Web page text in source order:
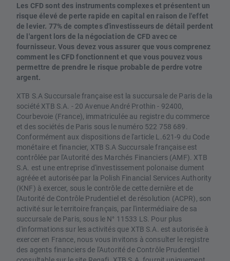
Les CFD sont des instruments complexes et présentent un
risque élevé de perte rapide en capital en raison de l'effet
de levier. 77% de comptes d'investisseurs de détail perdent
de l'argent lors de la négociation de CFD avec ce
fournisseur. Vous devez vous assurer que vous comprenez
comment les CFD fonctionnent et que vous pouvez vous
permettre de prendre le risque probable de perdre votre
argent.
XTB S.A Succursale française est la succursale de Paris de la
société XTB S.A. - 20 Avenue André Prothin - 92400,
Courbevoie (France), immatriculée au registre du commerce
et des sociétés de Paris sous le numéro 522 758 689.
Conformément aux dispositions de l'article L.621-9 du Code
monétaire et financier, XTB S.A Succursale française est
contrôlée par l'Autorité des Marchés Financiers (AMF). XTB
S.A. est une entreprise d'investissement polonaise dument
agréée et autorisée par la Polish Financial Services Authority
(KNF) à exercer, sous le contrôle de cette dernière et de
l'Autorité de Contrôle Prudentiel et de résolution (ACPR), son
activité sur le territoire français, par l'intermédiaire de sa
succursale de Paris, sous le N° 11533 LS. Pour plus
d'informations sur les activités que XTB S.A. est autorisée à
exercer en France, nous vous invitons à consulter le registre
des agents financiers de l'Autorité de Contrôle Prudentiel